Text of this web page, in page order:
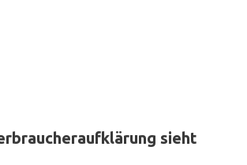
sieht